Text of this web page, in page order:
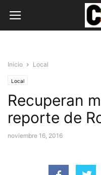
Inicio Local
Local
Recuperan
reporte de
noviembre 16, 2016